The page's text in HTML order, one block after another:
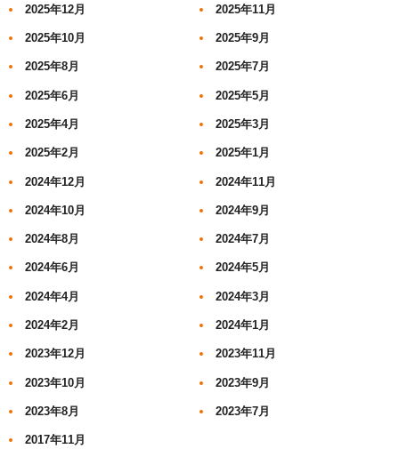
2025年12月 2025年11月
2025年10月 2025年9月
2025年8月 2025年7月
2025年6月 2025年5月
2025年4月 2025年3月
2025年2月 2025年1月
2024年12月 2024年11月
2024年10月 2024年9月
2024年8月 2024年7月
2024年6月 2024年5月
2024年4月 2024年3月
2024年2月 2024年1月
2023年12月 2023年11月
2023年10月 2023年9月
2023年8月 2023年7月
2017年11月